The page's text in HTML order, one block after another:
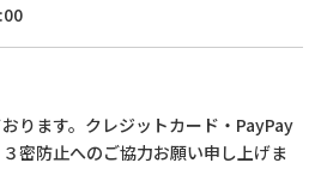
ります。クレジットカード・PayPay
密防止へのご協力お願い申し上げま